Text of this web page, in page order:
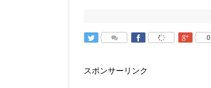
0
スポンサーリンク